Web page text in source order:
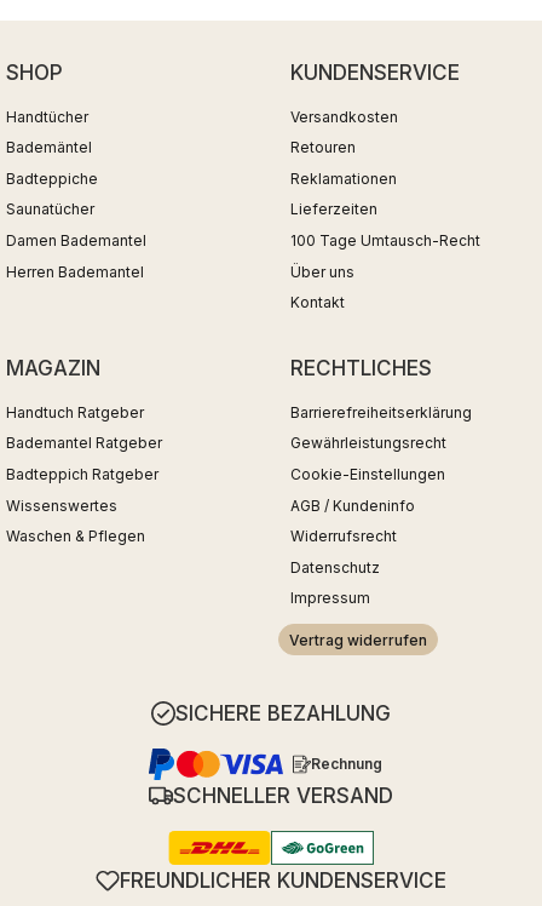
SHOP
Handtücher
Bademäntel
Badteppiche
Saunatücher
Damen Bademantel
Herren Bademantel
KUNDENSERVICE
Versandkosten
Retouren
Reklamationen
Lieferzeiten
100 Tage Umtausch-Recht
Über uns
Kontakt
MAGAZIN
Handtuch Ratgeber
Bademantel Ratgeber
Badteppich Ratgeber
Wissenswertes
Waschen & Pflegen
RECHTLICHES
Barrierefreiheitserklärung
Gewährleistungsrecht
Cookie-Einstellungen
AGB / Kundeninfo
Widerrufsrecht
Datenschutz
Impressum
Vertrag widerrufen
SICHERE BEZAHLUNG
Rechnung
SCHNELLER VERSAND
FREUNDLICHER KUNDENSERVICE